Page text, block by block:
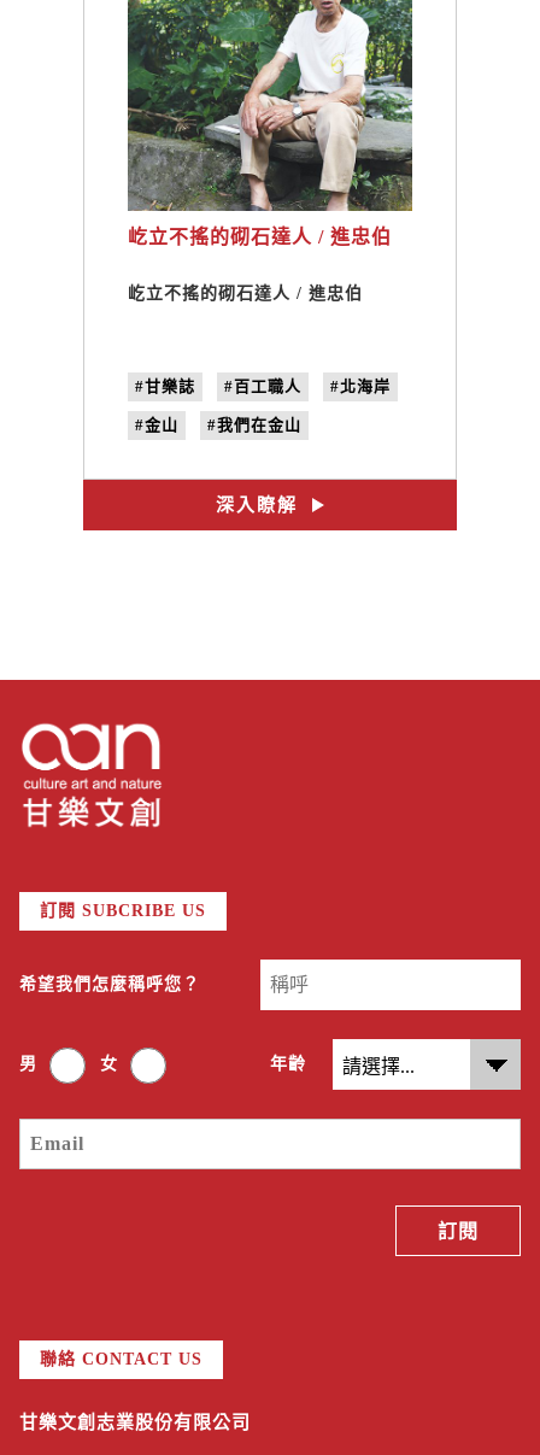
屹立不搖的砌石達人 / 進忠伯
屹立不搖的砌石達人 / 進忠伯
#甘樂誌 #百工職人 #北海岸
#金山 #我們在金山
#no.25
深入瞭解
訂閱 SUBCRIBE US
希望我們怎麼稱呼您？
男 女 年齡
聯絡 CONTACT US
甘樂文創志業股份有限公司